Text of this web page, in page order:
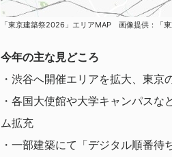
「東京建築祭2026」エリアMAP 画像提供：「
今年の主な見どころ
・渋谷へ開催エリアを拡大、東
・各国大使館や大学キャンパス
ム拡充
・一部建築にて「デジタル順番待